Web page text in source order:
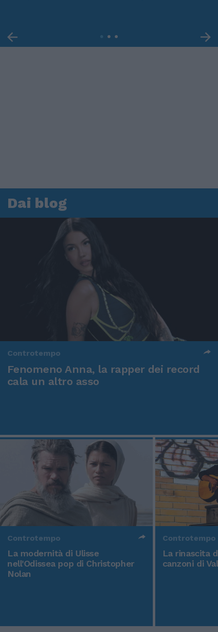
Dai blog
Controtempo
Fenomeno Anna, la rapper dei record
cala un altro asso
Controtempo
La modernità di Ulisse
nell'Odissea pop di Christopher
Nolan
Controtempo
La rinascita
canzoni di